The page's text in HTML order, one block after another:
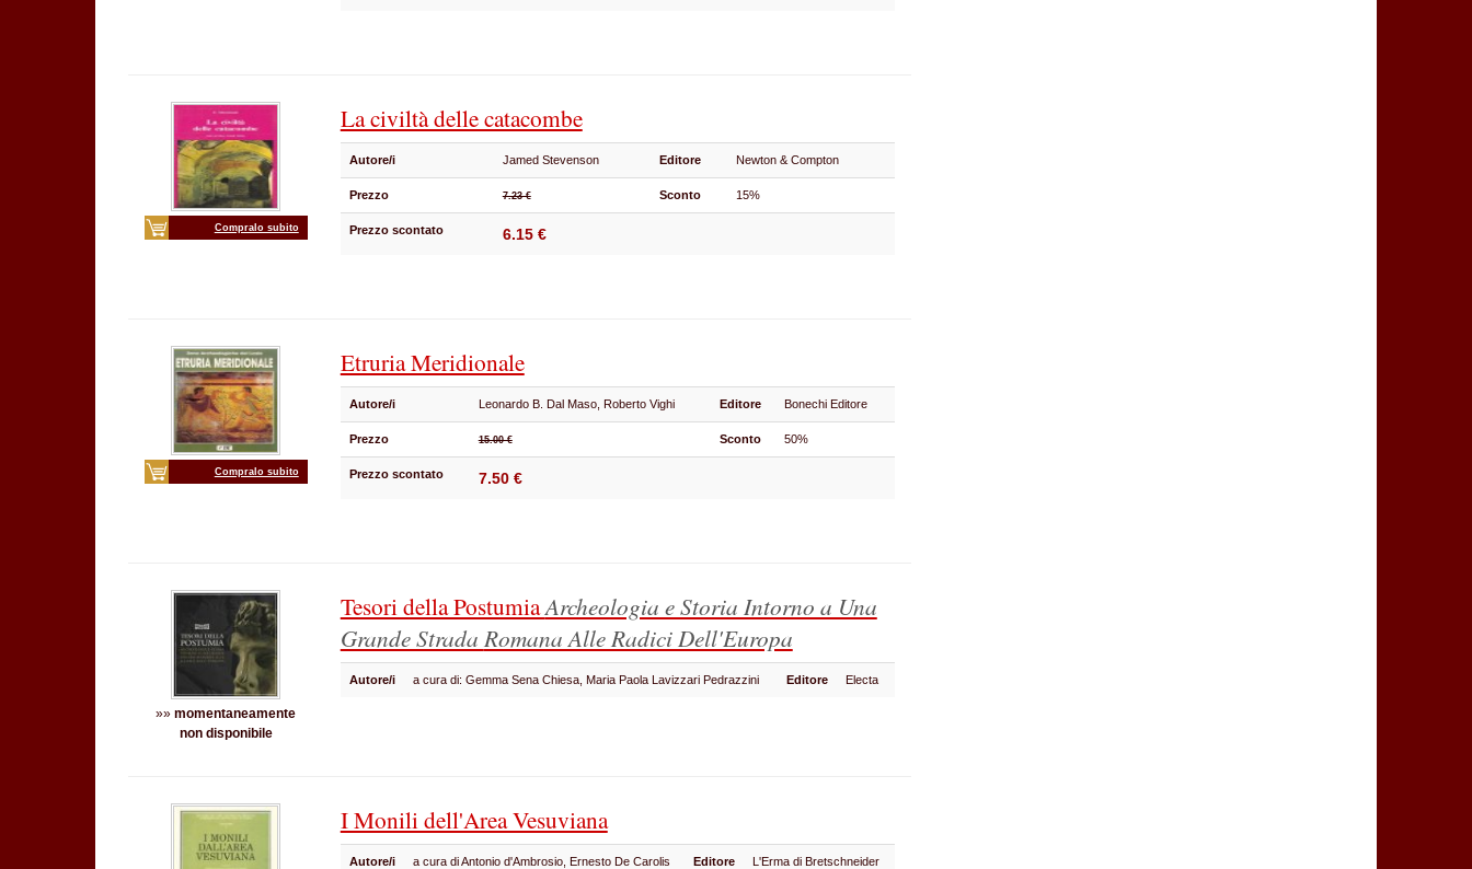
Compralo subito
La civiltà delle catacombe
Autore/i Jamed Stevenson Editore Newton & Compton
Prezzo 7.23 € Sconto 15%
Prezzo scontato 6.15 €
Compralo subito
Etruria Meridionale
Autore/i Leonardo B. Dal Maso, Roberto Vighi Editore Bonechi Editore
Prezzo 15.00 € Sconto 50%
Prezzo scontato 7.50 €
»»momentaneamente
non disponibile
Tesori della PostumiaArcheologia e Storia Intorno a Una
Grande Strada Romana Alle Radici Dell'Europa
Autore/i a cura di: Gemma Sena Chiesa, Maria Paola Lavizzari Pedrazzini Editore Electa
I Monili dell'Area Vesuviana
Autore/i a cura di Antonio d'Ambrosio, Ernesto De Carolis Editore L'Erma di Bretschneider